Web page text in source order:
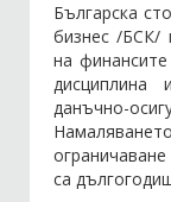
Българска
бизнес /БСК/
на
дисциплина
данъчно-
са